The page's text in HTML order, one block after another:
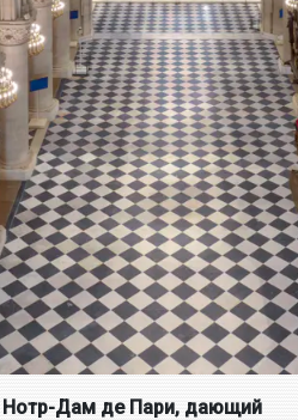
Нотр-Дам де Пари, дающий